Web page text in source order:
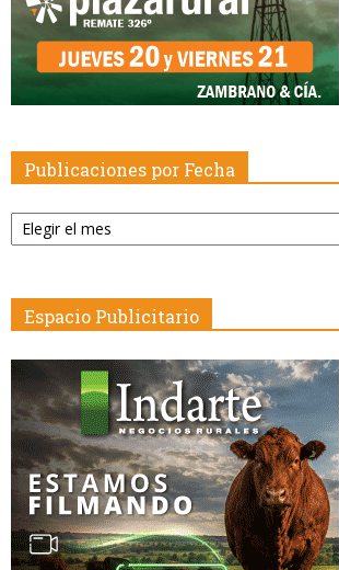
Publicaciones por Fecha
Publicaciones
por
Espacio Publicitario